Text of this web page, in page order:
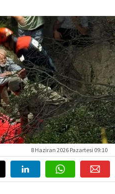
8 Haziran 2026 Pazartesi 09:10